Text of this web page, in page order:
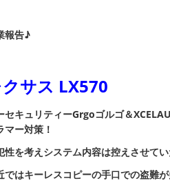
報告♪
クサス LX570
セキュリティーGrgoゴルゴ＆
マー対策！
性を考えシステム内容は控えさせて
ではキーレスコピーの手口での盗難